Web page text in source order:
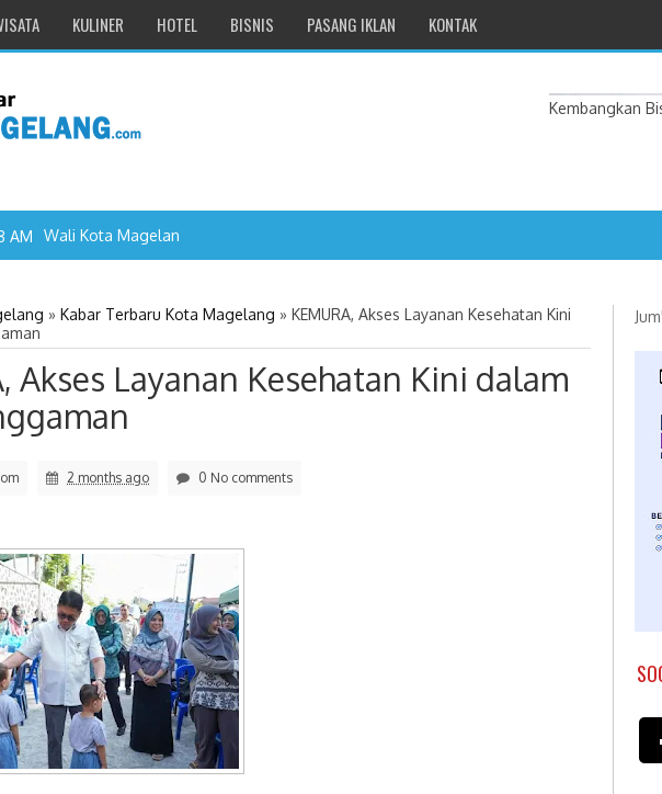
KULINER HOTEL BISNIS PASANG IKLAN KONTAK
Kembangkan
AM Wali Kota Magelang: Warga Bukan Sekadar
» Kabar Terbaru Kota Magelang » KEMURA, Akses Layanan Kesehatan Kini
Akses Layanan Kesehatan Kini dalam
2 months ago 0 No comments